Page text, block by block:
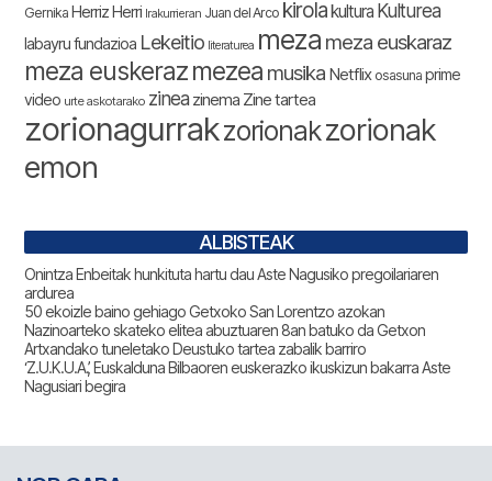
Gernika Herriz Herri Irakurrieran Juan del Arco kirolakultura Kulturea
labayru fundazioa Lekeitio literaturea meza meza euskaraz
meza euskerazmezea musika Netflix osasuna prime
video urte askotarako zinea zinema Zine tartea
zorionagurrakzorionakzorionak
emon
ALBISTEAK
Onintza Enbeitak hunkituta hartu dau Aste Nagusiko pregoilariaren
ardurea
50 ekoizle baino gehiago Getxoko San Lorentzo azokan
Nazinoarteko skateko elitea abuztuaren 8an batuko da Getxon
Artxandako tuneletako Deustuko tartea zabalik barriro
‘Z.U.K.U.A.’, Euskalduna Bilbaoren euskerazko ikuskizun bakarra Aste
Nagusiari begira